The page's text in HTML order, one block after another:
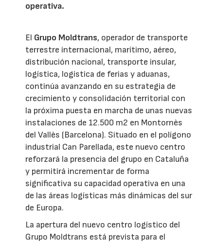
operativa.
El Grupo Moldtrans, operador de transporte
terrestre internacional, marítimo, aéreo,
distribución nacional, transporte insular,
logística, logística de ferias y aduanas,
continúa avanzando en su estrategia de
crecimiento y consolidación territorial con
la próxima puesta en marcha de unas nuevas
instalaciones de 12.500 m2 en Montornès
del Vallès (Barcelona). Situado en el polígono
industrial Can Parellada, este nuevo centro
reforzará la presencia del grupo en Cataluña
y permitirá incrementar de forma
significativa su capacidad operativa en una
de las áreas logísticas más dinámicas del sur
de Europa.
La apertura del nuevo centro logístico del
Grupo Moldtrans está prevista para el